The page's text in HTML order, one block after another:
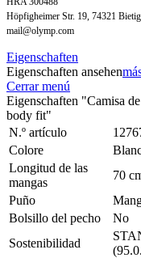
Höpfigheimer Str. 19, 74321
mail@olymp.com
Eigenschaften
Eigenschaften ansehen
Cerrar menú
Eigenschaften "Camisa
body fit"
N.º artículo
Colore
Longitud de las
mangas
70
Puño
Bolsillo del pecho
No
Sostenibilidad